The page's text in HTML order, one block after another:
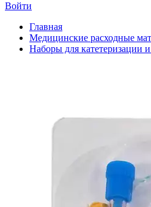
Войти
Главная
Медицинские расходные
Наборы для катетеризации и